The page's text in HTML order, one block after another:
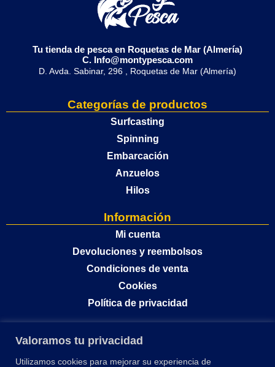
Valoramos tu privacidad
Utilizamos cookies para mejorar su experiencia de
Tu tienda de pesca en Roquetas de Mar (Almería)
C. Info@montypesca.com
D. Avda. Sabinar, 296 , Roquetas de Mar (Almería)
Categorías de productos
Surfcasting
Spinning
Embarcación
Anzuelos
Hilos
Información
Mi cuenta
Devoluciones y reembolsos
Condiciones de venta
Cookies
Política de privacidad